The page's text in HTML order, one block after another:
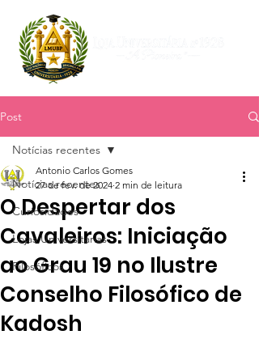
Post
Notícias recentes
Curiosidades
Lojas Universitárias
Filosóficos
Notícias recentes
O Despertar dos
Cavaleiros: Iniciação
ao Grau 19 no Ilustre
Conselho Filosófico de
Kadosh
Antonio Carlos Gomes
27 de fev. de 2024 2 min de leitura